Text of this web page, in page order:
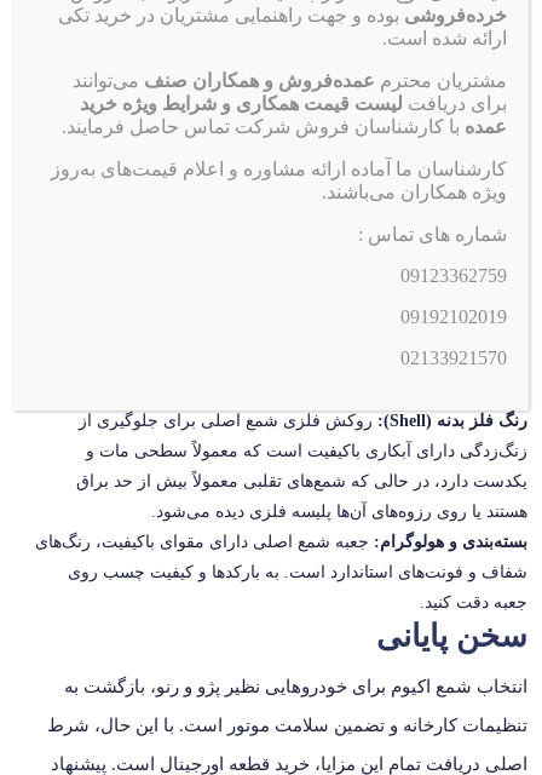
باعث ذوب شدن الکترود، آسیب جدی به پیستون و خرابی کوئل
می‌شود. برای تشخیص شمع اکیوم اصلی به این نکات دقت کنید:
کیفیت چاپ روی بدنه سرامیکی:
است و با کشیدن ناخن پاک نمی‌شود. در نمونه‌های تقلبی چاپ
پخش‌شدگی دارد یا کمرنگ است.
واشر حرارتی (Crush Washer):
با دست از روی رزوه خارج نمی‌شود (اصطلاحاً پرس شده است). اگر
وضعیت الکترود مرکزی و منفی:
کاملاً در مرکز قرار دارد و برش آن بسیار دقیق و تمیز است. الکترود
رنگ فلز بدنه (Shell):
روکش فلزی شمع اصلی برای جلوگیری از
زنگ‌زدگی دارای آبکاری باکیفیت است که معمولاً سطحی مات و
یکدست دارد، در حالی که شمع‌های تقلبی معمولاً بیش از حد براق
هستند یا روی رزوه‌های آن‌ها پلیسه فلزی دیده می‌شود.
بسته‌بندی و هولوگرام: جعبه شمع اصلی دارای مقوای باکیفیت، رنگ‌های
شفاف و فونت‌های استاندارد است. به بارکدها و کیفیت چسب روی
جعبه دقت کنید.
سخن پایانی
انتخاب شمع اکیوم برای خودروهایی نظیر پژو و رنو، بازگشت به
تنظیمات کارخانه و تضمین سلامت موتور است. با این حال، شرط
اصلی دریافت تمام این مزایا، خرید قطعه اورجینال است. پیشنهاد
خرده‌فروشی بوده و جهت راهنمایی مشتریان در خرید تکی
ارائه شده است.
مشتریان محترم عمده‌فروش و همکاران صنف می‌توانند
برای دریافت لیست قیمت همکاری و شرایط ویژه خرید
عمده با کارشناسان فروش شرکت تماس حاصل فرمایند.
کارشناسان ما آماده ارائه مشاوره و اعلام قیمت‌های به‌روز
ویژه همکاران می‌باشند.
شماره های تماس :
09123362759
09192102019
02133921570